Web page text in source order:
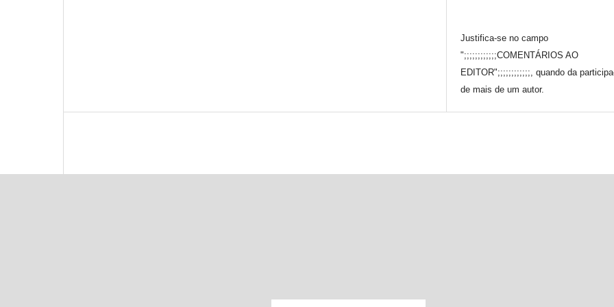
Justifica-se no campo
";;;;;;;;;;;;COMENTÁRIOS AO
EDITOR";;;;;;;;;;;;, quando da
de mais de um autor.